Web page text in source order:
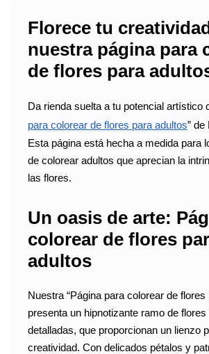
Florece tu
nuestra página para
de flores para
Da rienda suelta a tu potencial artístico
para colorear de flores para adultos” de
Esta página está hecha a medida para
de colorear adultos que aprecian la
las flores.
Un oasis de arte:
colorear de flores
adultos
Nuestra “Página para colorear de flores
presenta un hipnotizante ramo de
detalladas, que proporcionan un lienzo
creatividad. Con delicados pétalos y